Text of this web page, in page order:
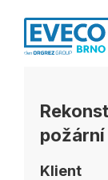
požární
Klient